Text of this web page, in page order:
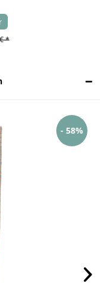
*
- 58%